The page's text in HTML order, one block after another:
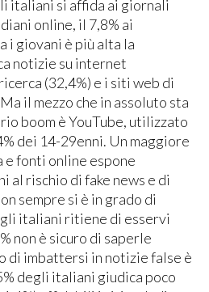
italiani si affida ai giornali
online, il 7,8% ai
i giovani è più alta la
notizie su internet
(32,4%) e i siti web di
il mezzo che in assoluto sta
boom è YouTube, utilizzato
dei 14-29enni. Un maggiore
e fonti online espone
al rischio di fake news e di
sempre si è in grado di
italiani ritiene di esservi
non è sicuro di saperle
di imbattersi in notizie false è
degli italiani giudica poco